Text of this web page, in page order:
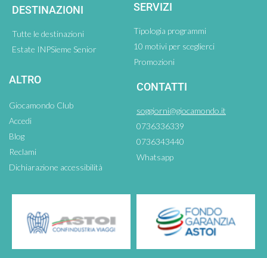
DESTINAZIONI
Tutte le destinazioni
Estate INPSieme Senior
SERVIZI
Tipologia programmi
10 motivi per sceglierci
Promozioni
ALTRO
Giocamondo Club
Accedi
Blog
Reclami
Dichiarazione accessibilità
CONTATTI
soggiorni@giocamondo.it
0736336339
0736343440
Whatsapp